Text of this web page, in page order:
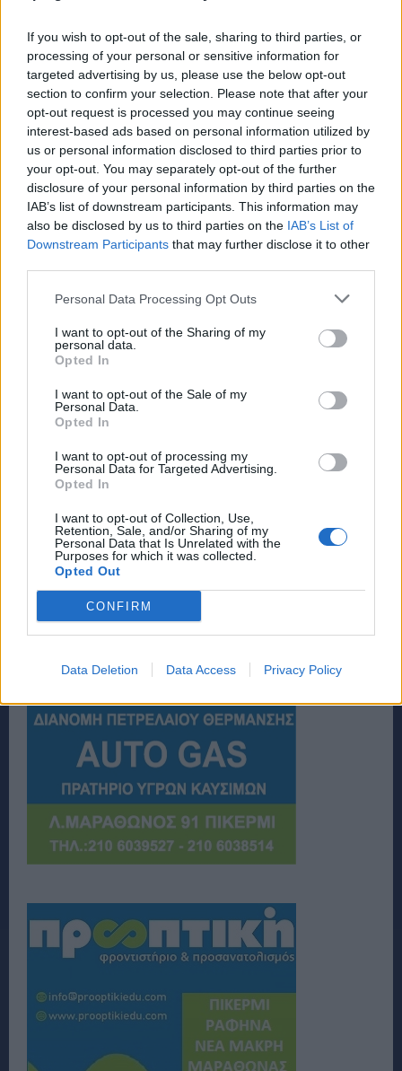
If you wish to opt-out of the sale, sharing to third parties, or
processing of your personal or sensitive information for
targeted advertising by us, please use the below opt-out
section to confirm your selection. Please note that after your
opt-out request is processed you may continue seeing
interest-based ads based on personal information utilized by
us or personal information disclosed to third parties prior to
your opt-out. You may separately opt-out of the further
disclosure of your personal information by third parties on the
IAB’s list of downstream participants. This information may
also be disclosed by us to third parties on the IAB’s List of
Downstream Participants that may further disclose it to other
Personal Data Processing Opt Outs
I want to opt-out of the Sharing of my
personal data.
Opted In
I want to opt-out of the Sale of my
Personal Data.
Opted In
I want to opt-out of processing my
Personal Data for Targeted Advertising.
Opted In
I want to opt-out of Collection, Use,
Retention, Sale, and/or Sharing of my
Personal Data that Is Unrelated with the
Purposes for which it was collected.
Opted Out
CONFIRM
Data Deletion Data Access Privacy Policy